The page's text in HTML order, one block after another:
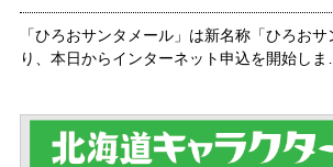
「ひろおサンタメール」は新名称「ひろお
り、本日からインターネット申込を開始しま…